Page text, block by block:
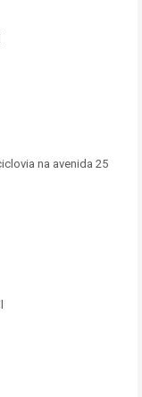
na avenida 25